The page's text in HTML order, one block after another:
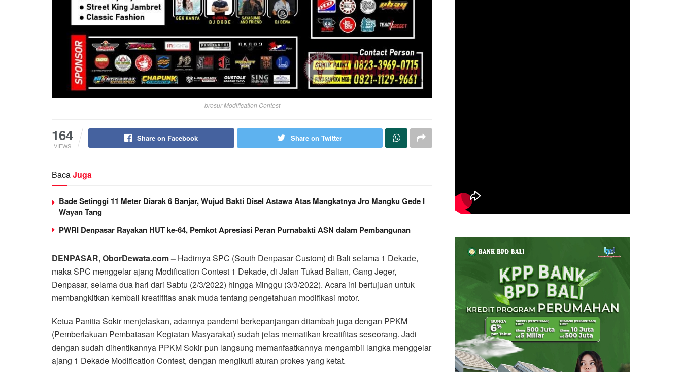
brosur Modification Contest
164
VIEWS
Share on Facebook Share on Twitter
BacaJuga
Bade Setinggi 11 Meter Diarak 6 Banjar, Wujud Bakti Disel Astawa Atas Mangkatnya Jro Mangku Gede I
Wayan Tang
PWRI Denpasar Rayakan HUT ke-64, Pemkot Apresiasi Peran Purnabakti ASN dalam Pembangunan
DENPASAR, OborDewata.com – Hadirnya SPC (South Denpasar Custom) di Bali selama 1 Dekade,
maka SPC menggelar ajang Modification Contest 1 Dekade, di Jalan Tukad Balian, Gang Jeger,
Denpasar, selama dua hari dari Sabtu (2/3/2022) hingga Minggu (3/3/2022). Acara ini bertujuan untuk
membangkitkan kembali kreatifitas anak muda tentang pengetahuan modifikasi motor.
Ketua Panitia Sokir menjelaskan, adannya pandemi berkepanjangan ditambah juga dengan PPKM
(Pemberlakuan Pembatasan Kegiatan Masyarakat) sudah jelas mematikan kreatifitas seseorang. Jadi
dengan sudah dihentikannya PPKM Sokir pun langsung memanfaatkannya mengambil langka menggelar
ajang 1 Dekade Modification Contest, dengan mengikuti aturan prokes yang ketat.